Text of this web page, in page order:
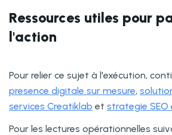
Ressources utiles pour
l'action
Pour relier ce sujet à l'exécution,
presence digitale sur mesure,
services Creatiklab et strategie SEO
Pour les lectures opérationnelles